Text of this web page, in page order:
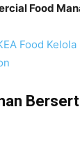
Food
Food